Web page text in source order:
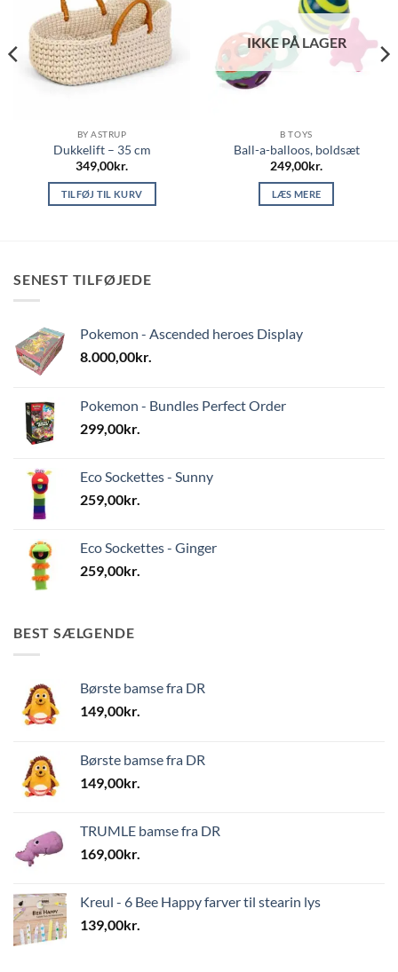
BY ASTRUP
Dukkelift – 35 cm
349,00kr.
TILFØJ TIL KURV
IKKE PÅ LAGER
B TOYS
Ball-a-balloos, boldsæt
249,00kr.
LÆS MERE
SENEST TILFØJEDE
Pokemon - Ascended heroes Display
8.000,00kr.
Pokemon - Bundles Perfect Order
299,00kr.
Eco Sockettes - Sunny
259,00kr.
Eco Sockettes - Ginger
259,00kr.
BEST SÆLGENDE
Børste bamse fra DR
149,00kr.
Børste bamse fra DR
149,00kr.
TRUMLE bamse fra DR
169,00kr.
Kreul - 6 Bee Happy farver til stearin lys
139,00kr.